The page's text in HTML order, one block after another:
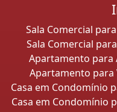
Sala Comercial
Sala Comercial
Apartamento para
Apartamento para
Casa em Condomínio
Casa em Condomínio